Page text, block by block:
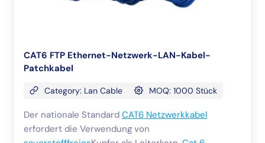
CAT6 FTP Ethernet-Netzwerk-LAN-Kabel-
Patchkabel
Category: Lan Cable MOQ: 1000 Stück
Der nationale Standard CAT6 Netzwerkkabel
erfordert die Verwendung von